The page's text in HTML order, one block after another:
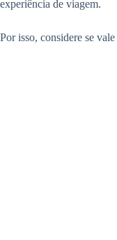
experiência de viagem.
Por isso, considere se